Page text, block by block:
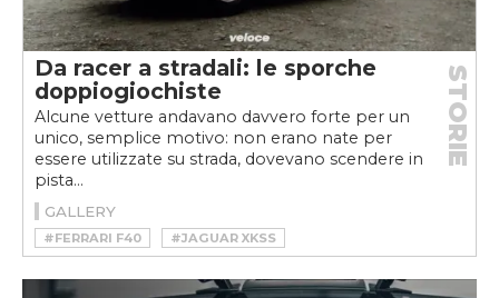
Da racer a stradali: le sporche
doppiogiochiste
Alcune vetture andavano davvero forte per un
unico, semplice motivo: non erano nate per
essere utilizzate su strada, dovevano scendere in
pista...
STORIE
GALLERY
#FERRARI F40
#JAGUAR XKSS
#LANCIA DELTA S4
#MASERATI 450S
#TVR T400R